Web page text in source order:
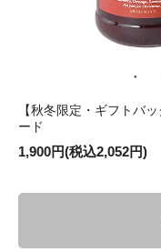
【秋冬限定・ギフトバ
ード
1,900円(税込2,052円)